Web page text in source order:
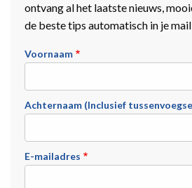
ontvang al het laatste nieuws,
de beste tips automatisch in je
Voornaam
Achternaam (Inclusief
E-mailadres